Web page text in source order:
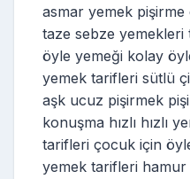
asmar yemek
taze sebze
öyle yemeği kolay
yemek tarifleri sütlü
aşk ucuz pişirmek
konuşma hızlı hızlı
tarifleri çocuk için
yemek tarifleri